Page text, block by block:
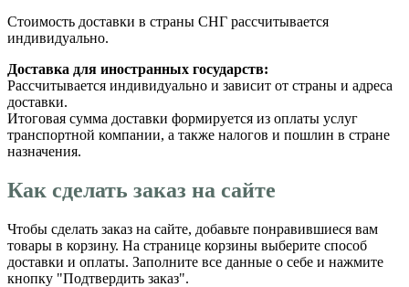
Стоимость доставки в страны СНГ рассчитывается
индивидуально.
Доставка для иностранных государств:
Рассчитывается индивидуально и зависит от страны и адреса
доставки.
Итоговая сумма доставки формируется из оплаты услуг
транспортной компании, а также налогов и пошлин в стране
назначения.
Как сделать заказ на сайте
Чтобы сделать заказ на сайте, добавьте понравившиеся вам
товары в корзину. На странице корзины выберите способ
доставки и оплаты. Заполните все данные о себе и нажмите
кнопку "Подтвердить заказ".